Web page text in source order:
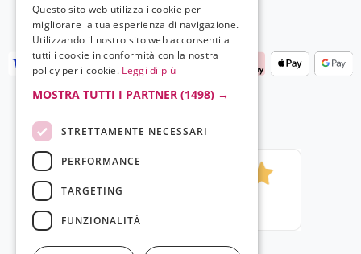
Questo sito web utilizza i cookie per
migliorare la tua esperienza di navigazione.
Utilizzando il nostro sito web acconsenti a
tutti i cookie in conformità con la nostra
policy per i cookie. Leggi di più
MOSTRA TUTTI I PARTNER (1498) →
STRETTAMENTE NECESSARI
PERFORMANCE
TARGETING
FUNZIONALITÀ